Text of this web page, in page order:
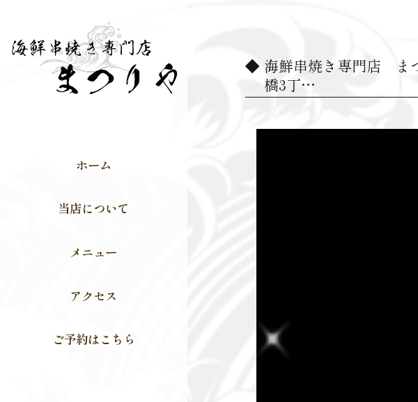
ホーム
当店について
メニュー
アクセス
ご予約はこちら
海鮮串焼き専門店 ま
橋3丁…